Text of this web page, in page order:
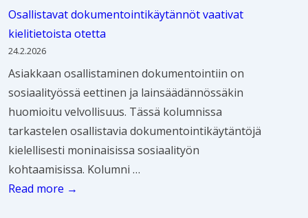
t
e
i
t
a
j
a
m
a
h
P
e
r
h
e
i
d
e
n
j
a
s
ä
ä
s
t
ö
i
h
i
k
i
e
l
m
a
s
o
s
i
i
t
ö
s
i
j
a
p
Osallistavat dokumentointikäytännöt vaativat
kielitietoista otetta
24.2.2026
Asiakkaan osallistaminen dokumentointiin on
sosiaalityössä eettinen ja lainsäädännössäkin
huomioitu velvollisuus. Tässä kolumnissa
tarkastelen osallistavia dokumentointikäytäntöjä
kielellisesti moninaisissa sosiaalityön
kohtaamisissa. Kolumni …
O
Read more →